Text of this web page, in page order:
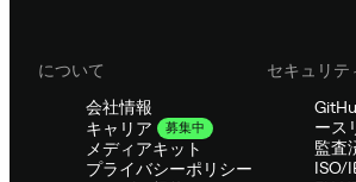
について
会社情報
キャリア
募集中
メディアキット
プライバシーポリシー
セキュリテ
ース
監査
ISO/